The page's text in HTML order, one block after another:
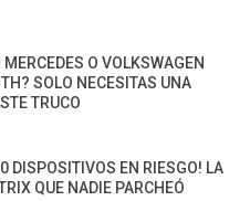
O VOLKSWAGEN
SOLO NECESITAS UNA
TRUCO
DISPOSITIVOS EN RIESGO! LA
QUE NADIE PARCHEÓ